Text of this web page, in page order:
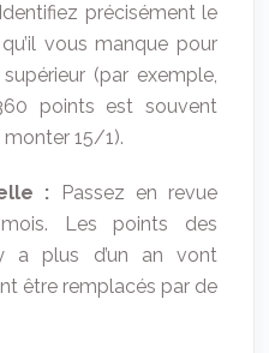
précisément le
vous manque pour
(par exemple,
points est souvent
monter 15/1).
: Passez en revue
Les points des
a plus d’un an vont
être remplacés par de